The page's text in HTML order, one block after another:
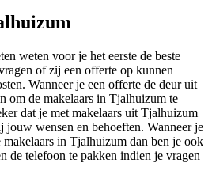
weten voor je het eerste de beste
of zij een offerte op kunnen
Wanneer je een offerte de deur uit
om de makelaars in Tjalhuizum te
dat je met makelaars uit Tjalhuizum
jouw wensen en behoeften. Wanneer je
in Tjalhuizum dan ben je ook
de telefoon te pakken indien je vragen